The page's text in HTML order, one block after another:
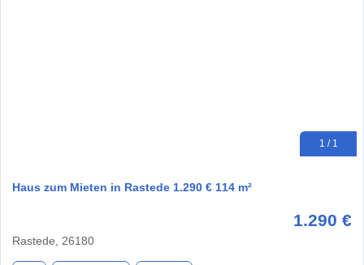
1 / 1
Haus zum Mieten in Rastede 1.290 € 114 m²
1.290 €
Rastede, 26180